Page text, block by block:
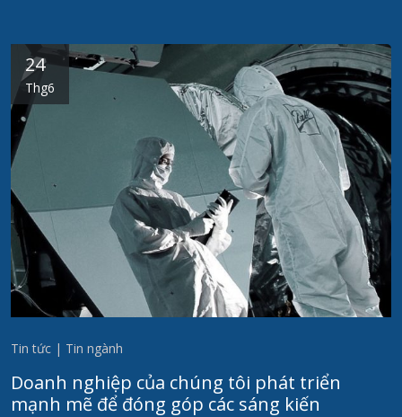
24
Thg6
Tin tức | Tin ngành
Doanh nghiệp của chúng tôi phát triển
mạnh mẽ để đóng góp các sáng kiến